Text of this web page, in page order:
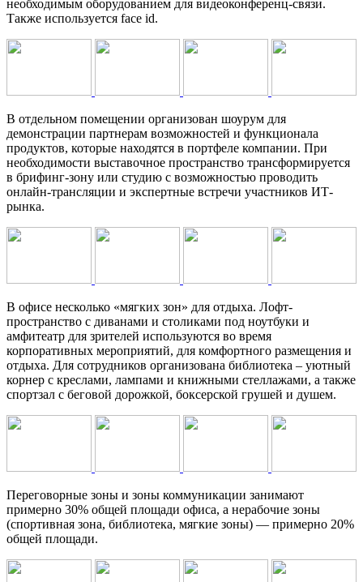
необходимым оборудованием для видеоконференц-связи.
Также используется face id.
В отдельном помещении организован шоурум для
демонстрации партнерам возможностей и функционала
продуктов, которые находятся в портфеле компании. При
необходимости выставочное пространство трансформируется
в брифинг-зону или студию с возможностью проводить
онлайн-трансляции и экспертные встречи участников ИТ-
рынка.
В офисе несколько «мягких зон» для отдыха. Лофт-
пространство с диванами и столиками под ноутбуки и
амфитеатр для зрителей используются во время
корпоративных мероприятий, для комфортного размещения и
отдыха. Для сотрудников организована библиотека – уютный
корнер с креслами, лампами и книжными стеллажами, а также
спортзал с беговой дорожкой, боксерской грушей и душем.
Переговорные зоны и зоны коммуникации занимают
примерно 30% общей площади офиса, а нерабочие зоны
(спортивная зона, библиотека, мягкие зоны) — примерно 20%
общей площади.